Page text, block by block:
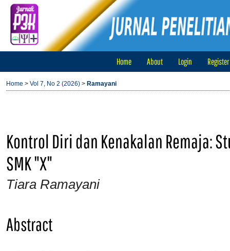
Home About Login Register
Home > Vol 7, No 2 (2026) > Ramayani
Kontrol Diri dan Kenakalan Remaja:
SMK "X"
Tiara Ramayani
Abstract